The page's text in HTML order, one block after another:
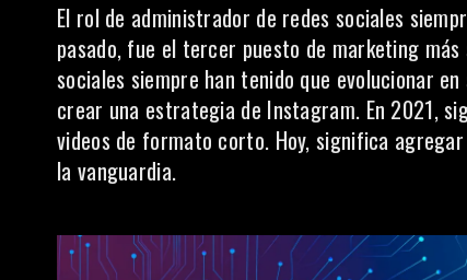
El rol de administrador de redes sociales
pasado, fue el tercer puesto de marketing
sociales siempre han tenido que evolucionar
crear una estrategia de Instagram. En 2021,
videos de formato corto. Hoy, significa
la vanguardia.